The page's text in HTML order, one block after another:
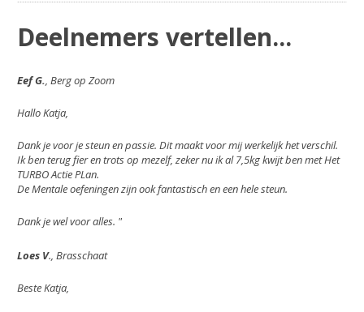
Deelnemers vertellen...
Eef G., Berg op Zoom
Hallo Katja,
Dank je voor je steun en passie. Dit maakt voor mij werkelijk het verschil.
Ik ben terug fier en trots op mezelf, zeker nu ik al 7,5kg kwijt ben met Het
TURBO Actie PLan.
De Mentale oefeningen zijn ook fantastisch en een hele steun.
Dank je wel voor alles. "
Loes V., Brasschaat
Beste Katja,